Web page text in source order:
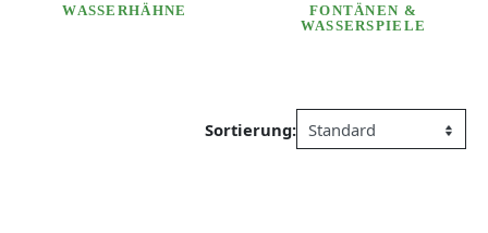
WASSERHÄHNE
FONTÄNEN &
WASSERSPIELE
Sortierung: